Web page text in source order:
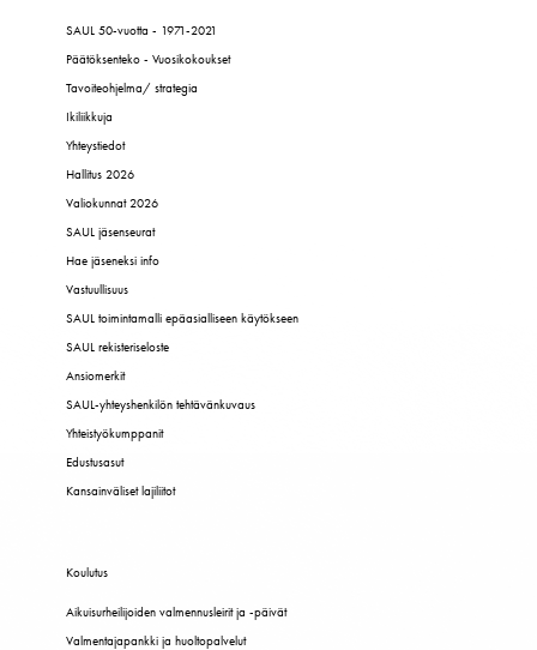
SAUL 50-vuotta - 1971-2021
Päätöksenteko - Vuosikokoukset
Tavoiteohjelma/ strategia
Ikiliikkuja
Yhteystiedot
Hallitus 2026
Valiokunnat 2026
SAUL jäsenseurat
Hae jäseneksi info
Vastuullisuus
SAUL toimintamalli epäasialliseen käytökseen
SAUL rekisteriseloste
Ansiomerkit
SAUL-yhteyshenkilön tehtävänkuvaus
Yhteistyökumppanit
Edustusasut
Kansainväliset lajiliitot
Koulutus
Aikuisurheilijoiden valmennusleirit ja -päivät
Valmentajapankki ja huoltopalvelut